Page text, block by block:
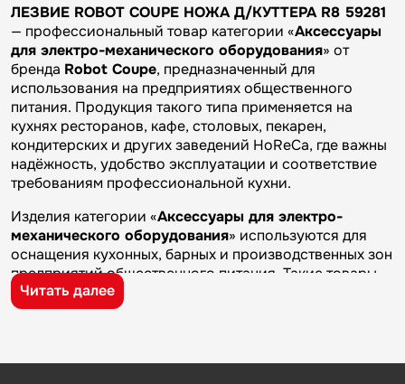
ЛЕЗВИЕ ROBOT COUPE НОЖА Д/КУТТЕРА R8 59281
— профессиональный товар категории «Аксессуары
для электро-механического оборудования» от
бренда Robot Coupe, предназначенный для
использования на предприятиях общественного
питания. Продукция такого типа применяется на
кухнях ресторанов, кафе, столовых, пекарен,
кондитерских и других заведений HoReCa, где важны
надёжность, удобство эксплуатации и соответствие
требованиям профессиональной кухни.
Изделия категории «Аксессуары для электро-
механического оборудования» используются для
оснащения кухонных, барных и производственных зон
предприятий общественного питания. Такие товары
применяются на профессиональных кухнях
ресторанов и кафе, в столовых, пекарнях,
инвентарь для ежедневной работы.
Читать далее